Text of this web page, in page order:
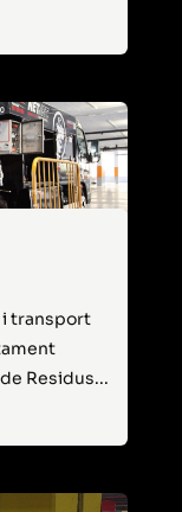
i transport
Residus...